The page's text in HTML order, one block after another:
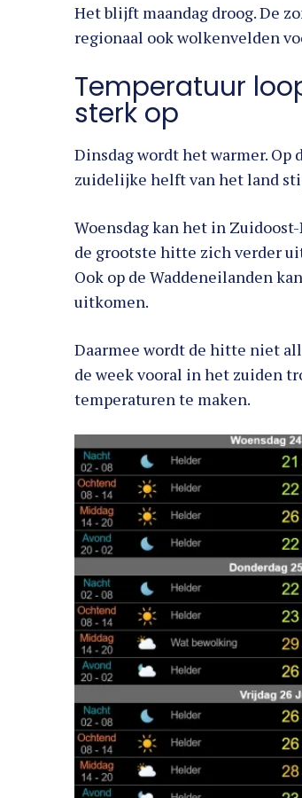
Het blijft maandag droog. De
regionaal ook wolkenvelden
Temperatuur
sterk op
Dinsdag wordt het warmer. Op
zuidelijke helft van het land
Woensdag kan het in
de grootste hitte zich verder
Ook op de Waddeneilanden
uitkomen.
Daarmee wordt de hitte niet
de week vooral in het zuiden
temperaturen te maken.